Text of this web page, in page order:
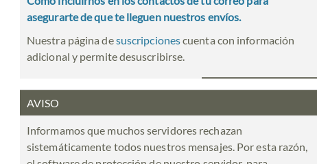
asegurarte de que te lleguen nuestros envíos.
Nuestra página desuscripcionescuenta con información
adicional y permite desuscribirse.
AVISO
Informamos que muchos servidores rechazan
sistemáticamente todos nuestros mensajes. Por esta razón,